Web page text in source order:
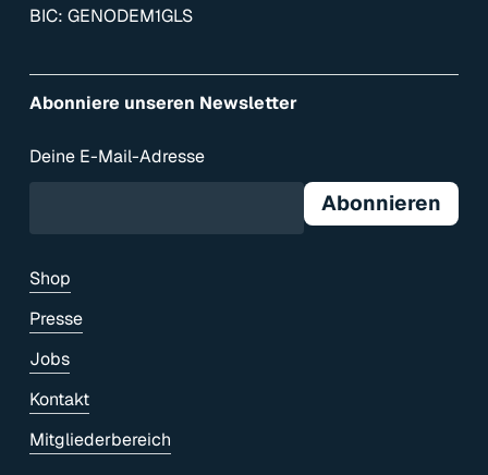
BIC: GENODEM1GLS
Abonniere unseren Newsletter
Deine E-Mail-Adresse
Shop
Presse
Jobs
Kontakt
Mitgliederbereich